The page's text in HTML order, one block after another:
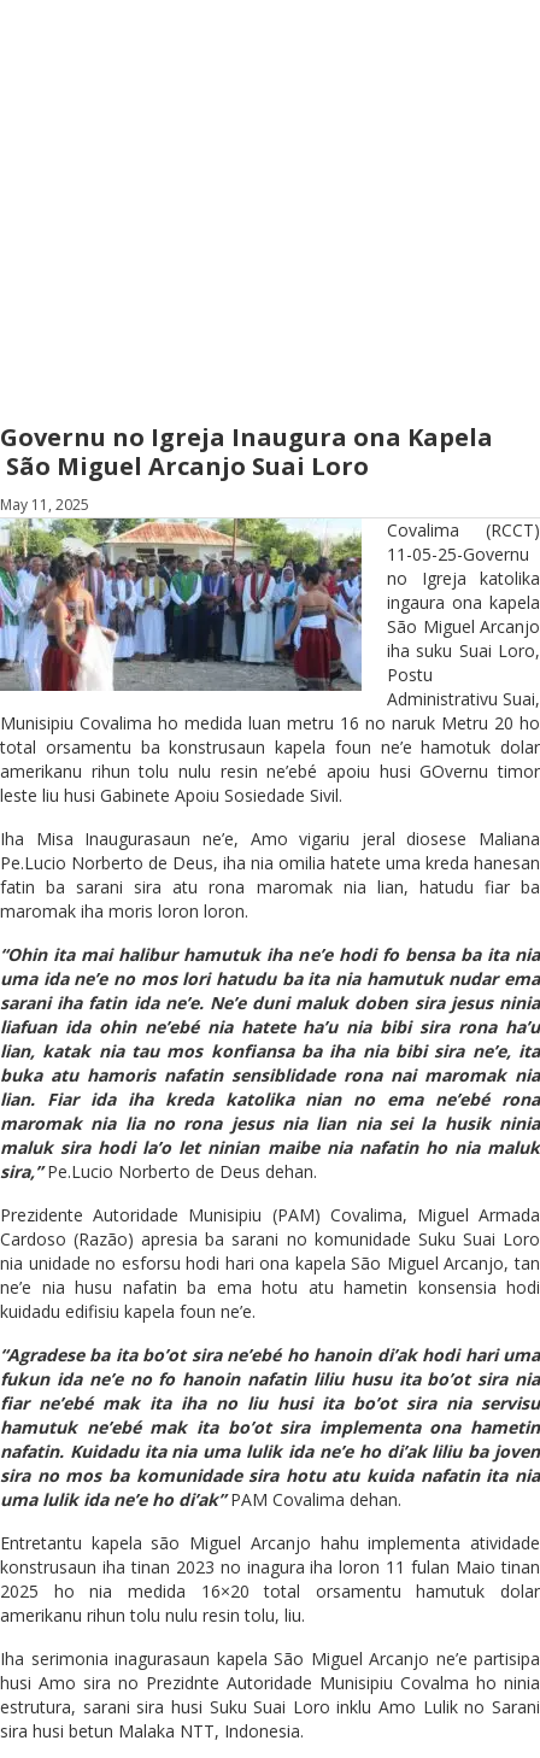
Governu no Igreja Inaugura ona Kapela
São Miguel Arcanjo Suai Loro
May 11, 2025
Covalima (RCCT)
11-05-25-Governu
no Igreja katolika
ingaura ona kapela
São Miguel Arcanjo
iha suku Suai Loro,
Postu
Administrativu Suai,
Munisipiu Covalima ho medida luan metru 16 no naruk Metru 20 ho
total orsamentu ba konstrusaun kapela foun ne’e hamotuk dolar
amerikanu rihun tolu nulu resin ne’ebé apoiu husi GOvernu timor
leste liu husi Gabinete Apoiu Sosiedade Sivil.
Iha Misa Inaugurasaun ne’e, Amo vigariu jeral diosese Maliana
Pe.Lucio Norberto de Deus, iha nia omilia hatete uma kreda hanesan
fatin ba sarani sira atu rona maromak nia lian, hatudu fiar ba
maromak iha moris loron loron.
“Ohin ita mai halibur hamutuk iha ne’e hodi fo bensa ba ita nia
uma ida ne’e no mos lori hatudu ba ita nia hamutuk nudar ema
sarani iha fatin ida ne’e. Ne’e duni maluk doben sira jesus ninia
liafuan ida ohin ne’ebé nia hatete ha’u nia bibi sira rona ha’u
lian, katak nia tau mos konfiansa ba iha nia bibi sira ne’e, ita
buka atu hamoris nafatin sensiblidade rona nai maromak nia
lian. Fiar ida iha kreda katolika nian no ema ne’ebé rona
maromak nia lia no rona jesus nia lian nia sei la husik ninia
maluk sira hodi la’o let ninian maibe nia nafatin ho nia maluk
sira,”Pe.Lucio Norberto de Deus dehan.
Prezidente Autoridade Munisipiu (PAM) Covalima, Miguel Armada
Cardoso (Razão) apresia ba sarani no komunidade Suku Suai Loro
nia unidade no esforsu hodi hari ona kapela São Miguel Arcanjo, tan
ne’e nia husu nafatin ba ema hotu atu hametin konsensia hodi
kuidadu edifisiu kapela foun ne’e.
“Agradese ba ita bo’ot sira ne’ebé ho hanoin di’ak hodi hari uma
fukun ida ne’e no fo hanoin nafatin liliu husu ita bo’ot sira nia
fiar ne’ebé mak ita iha no liu husi ita bo’ot sira nia servisu
hamutuk ne’ebé mak ita bo’ot sira implementa ona hametin
nafatin. Kuidadu ita nia uma lulik ida ne’e ho di’ak liliu ba joven
sira no mos ba komunidade sira hotu atu kuida nafatin ita nia
uma lulik ida ne’e ho di’ak”PAM Covalima dehan.
Entretantu kapela são Miguel Arcanjo hahu implementa atividade
konstrusaun iha tinan 2023 no inagura iha loron 11 fulan Maio tinan
2025 ho nia medida 16×20 total orsamentu hamutuk dolar
amerikanu rihun tolu nulu resin tolu, liu.
Iha serimonia inagurasaun kapela São Miguel Arcanjo ne’e partisipa
husi Amo sira no Prezidnte Autoridade Munisipiu Covalma ho ninia
estrutura, sarani sira husi Suku Suai Loro inklu Amo Lulik no Sarani
sira husi betun Malaka NTT, Indonesia.